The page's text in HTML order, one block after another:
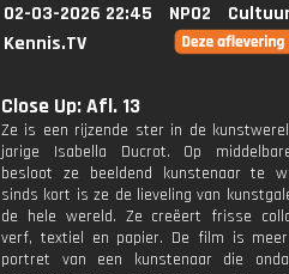
02-03-2026 22:45 NPO2
Kennis.TV
Close Up: Afl. 13
Ze is een rijzende ster in de
jarige Isabella Ducrot. Op
besloot ze beeldend kunstenaar te
sinds kort is ze de lieveling van
de hele wereld. Ze creëert frisse
verf, textiel en papier. De film is
portret van een kunstenaar die